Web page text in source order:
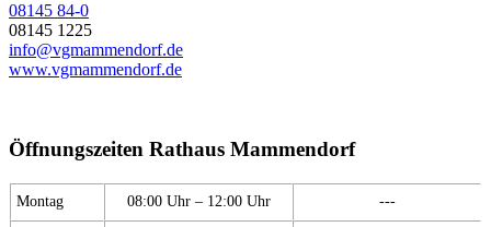
08145 84-0
08145 1225
info@vgmammendorf.de
www.vgmammendorf.de
Öffnungszeiten Rathaus Mammendorf
Montag 08:00 Uhr – 12:00 Uhr ---